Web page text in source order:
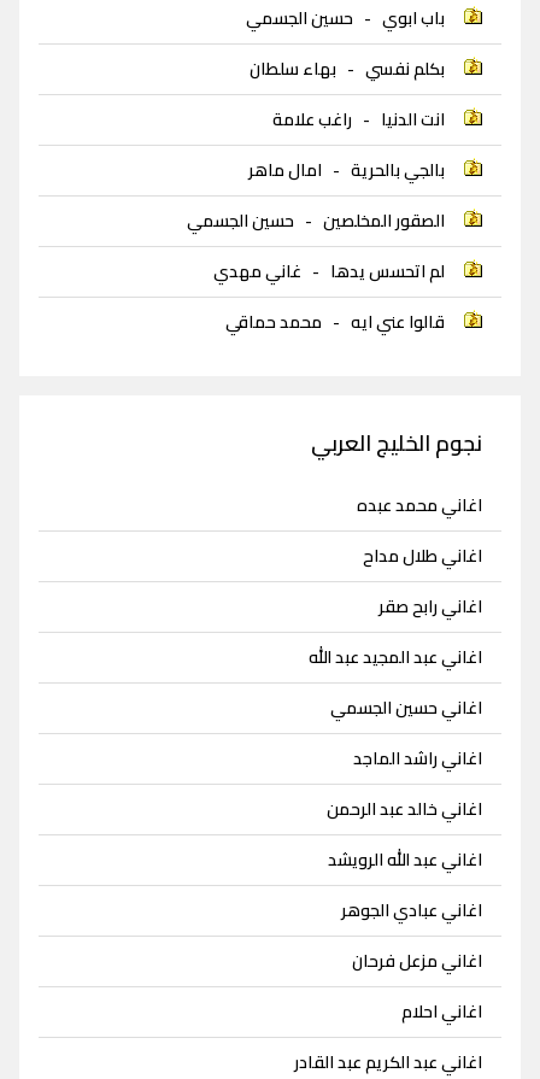
باب ابوي - حسين الجسمي
بكلم نفسي - بهاء سلطان
انت الدنيا - راغب علامة
بالجي بالحرية - امال ماهر
الصقور المخلصين - حسين الجسمي
لم اتحسس يدها - غاني مهدي
قالوا عني ايه - محمد حماقي
نجوم الخليج العربي
اغاني محمد عبده
اغاني طلال مداح
اغاني رابح صقر
اغاني عبد المجيد عبد الله
اغاني حسين الجسمي
اغاني راشد الماجد
اغاني خالد عبد الرحمن
اغاني عبد الله الرويشد
اغاني عبادي الجوهر
اغاني مزعل فرحان
اغاني احلام
اغاني عبد الكريم عبد القادر